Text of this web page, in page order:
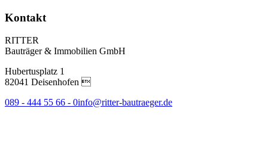
Kontakt
RITTER
Bauträger & Immobilien GmbH
Hubertusplatz 1
82041 Deisenhofen 
089 - 444 55 66 - 0info@ritter-bautraeger.de